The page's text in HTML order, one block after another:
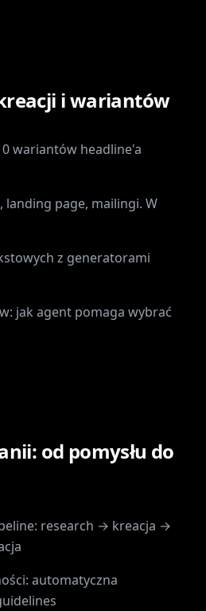
i wariantów
wariantów headline'a
landing page, mailingi. W
z generatorami
jak agent pomaga wybrać
od pomysłu do
research → kreacja →
automatyczna